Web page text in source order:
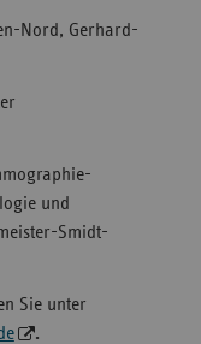
Nord, Gerhard-
und
Smidt-
Sie unter
.